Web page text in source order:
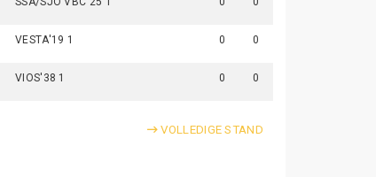
VESTA'19 1 0 0
VIOS'38 1 0 0
VOLLEDIGE STAND